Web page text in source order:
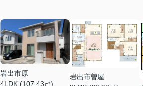
岩出市原
4LDK (107.43㎡)
岩出市曽屋